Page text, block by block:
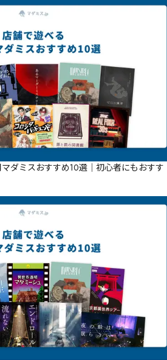
マダミスおすすめ10選｜初心者にもおすす